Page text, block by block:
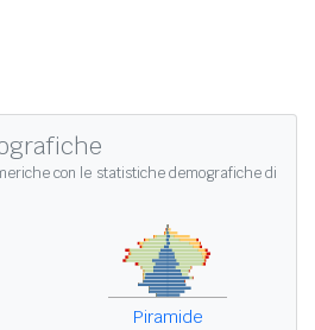
con le statistiche demografiche di
Piramide